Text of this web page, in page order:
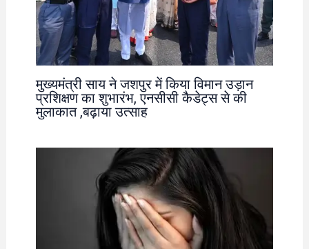
मुख्यमंत्री साय ने जशपुर में किया विमान उड़ान
प्रशिक्षण का शुभारंभ, एनसीसी कैडेट्स से की
मुलाकात ,बढ़ाया उत्साह